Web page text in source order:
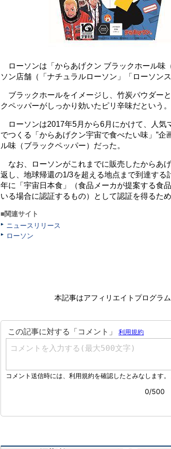
ローソンは「からあげクン ブラックホール味
ソン店舗（「ナチュラルローソン」「ローソン
ブラックホールをイメージし、竹炭パウダー
クペッパーがしっかり効いたピリ辛味だという
ローソンは2017年5月から6月にかけて、人気
でつくる「からあげクン宇宙で食べたい味」”
ル味（ブラックペッパー）だった。
なお、ローソンがこれまでに販売したからあ
返し、地球帰還の1/3を超える地点まで到達す
年に「宇宙日本食」（食品メーカが提案する食
いる場合に認証するもの）として認証を得るた
■関連サイト
ニュースリリース
ローソン
本記事はアフィリエイトプログラ